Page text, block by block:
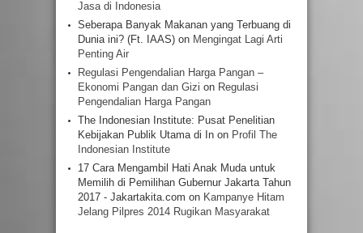
Jasa di Indonesia
Seberapa Banyak Makanan yang Terbuang di
Dunia ini? (Ft. IAAS) on Mengingat Lagi Arti
Penting Air
Regulasi Pengendalian Harga Pangan –
Ekonomi Pangan dan Gizi on Regulasi
Pengendalian Harga Pangan
The Indonesian Institute: Pusat Penelitian
Kebijakan Publik Utama di In on Profil The
Indonesian Institute
17 Cara Mengambil Hati Anak Muda untuk
Memilih di Pemilihan Gubernur Jakarta Tahun
2017 - Jakartakita.com on Kampanye Hitam
Jelang Pilpres 2014 Rugikan Masyarakat